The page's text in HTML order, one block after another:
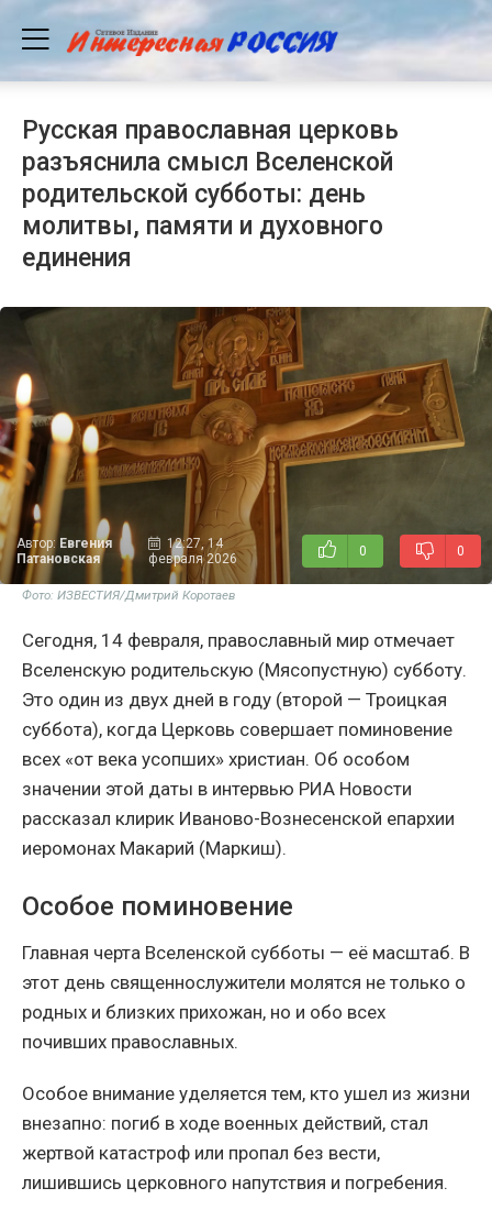
Русская православная церковь
разъяснила смысл Вселенской
родительской субботы: день
молитвы, памяти и духовного
единения
Автор: Евгения
Патановская
12:27, 14
февраля 2026
0 0
Фото: ИЗВЕСТИЯ/Дмитрий Коротаев
Сегодня, 14 февраля, православный мир отмечает
Вселенскую родительскую (Мясопустную) субботу.
Это один из двух дней в году (второй — Троицкая
суббота), когда Церковь совершает поминовение
всех «от века усопших» христиан. Об особом
значении этой даты в интервью РИА Новости
рассказал клирик Иваново-Вознесенской епархии
иеромонах Макарий (Маркиш).
Особое поминовение
Главная черта Вселенской субботы — её масштаб. В
этот день священнослужители молятся не только о
родных и близких прихожан, но и обо всех
почивших православных.
Особое внимание уделяется тем, кто ушел из жизни
внезапно: погиб в ходе военных действий, стал
жертвой катастроф или пропал без вести,
лишившись церковного напутствия и погребения.